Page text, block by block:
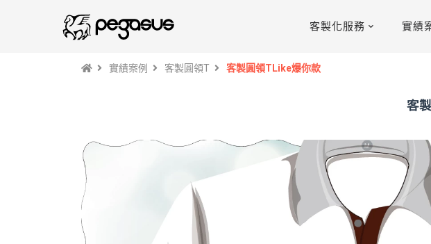
客製化服務 實績
實績案例 客製圓領T 客製圓領TLike爆你款
客